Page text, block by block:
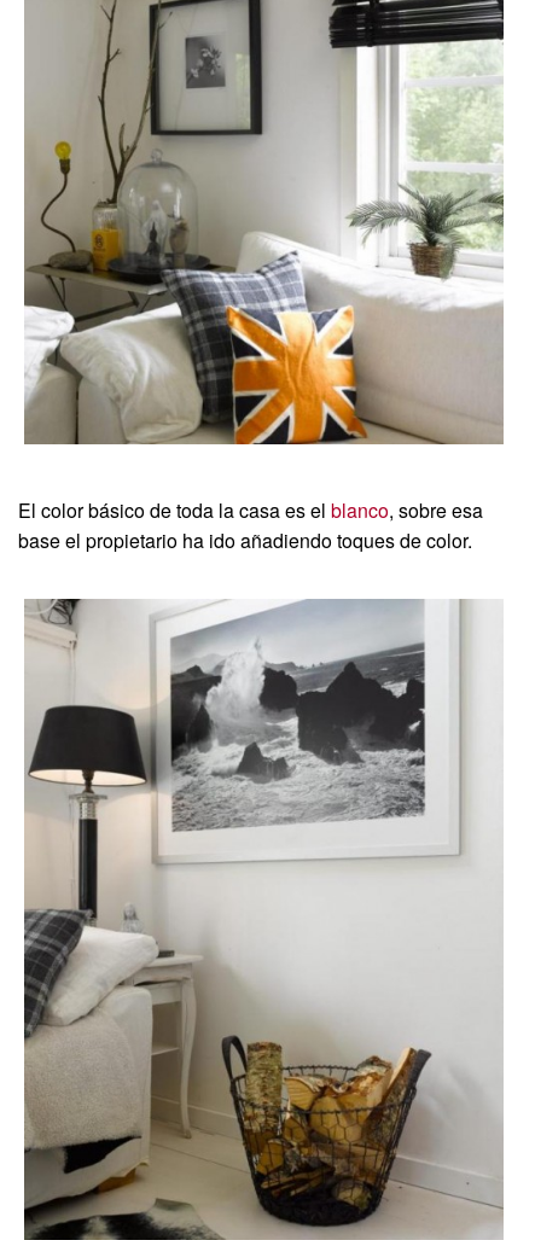
El color básico de toda la casa es el blanco, sobre esa
base el propietario ha ido añadiendo toques de color.